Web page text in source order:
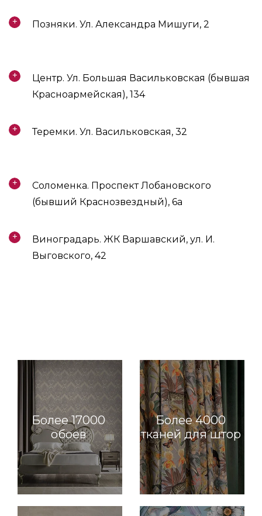
Позняки. Ул. Александра Мишуги, 2
Центр. Ул. Большая Васильковская (бывшая
Красноармейская), 134
Теремки. Ул. Васильковская, 32
Соломенка. Проспект Лобановского
(бывший Краснозвездный), 6а
Виноградарь. ЖК Варшавский, ул. И.
Выговского, 42
Более 17000
обоев
Более 4000
тканей для штор